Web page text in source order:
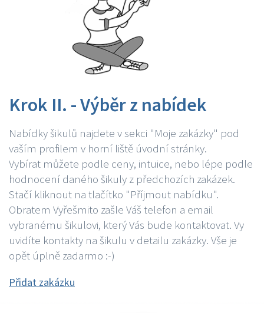
Krok II. - Výběr z nabídek
Nabídky šikulů najdete v sekci "Moje zakázky" pod
vaším profilem v horní liště úvodní stránky.
Vybírat můžete podle ceny, intuice, nebo lépe podle
hodnocení daného šikuly z předchozích zakázek.
Stačí kliknout na tlačítko "Příjmout nabídku".
Obratem Vyřešmito zašle Váš telefon a email
vybranému šikulovi, který Vás bude kontaktovat. Vy
uvidíte kontakty na šikulu v detailu zakázky. Vše je
opět úplně zadarmo :-)
Přidat zakázku